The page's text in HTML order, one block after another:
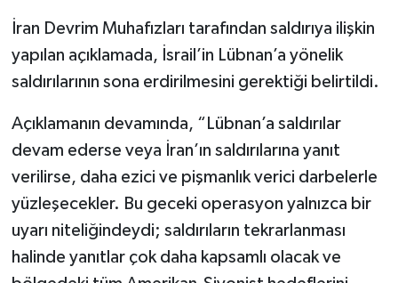
İran Devrim Muhafızları tarafından saldırıya ilişkin
yapılan açıklamada, İsrail’in Lübnan’a yönelik
saldırılarının sona erdirilmesini gerektiği belirtildi.
Açıklamanın devamında, “Lübnan’a saldırılar
devam ederse veya İran’ın saldırılarına yanıt
verilirse, daha ezici ve pişmanlık verici darbelerle
yüzleşecekler. Bu geceki operasyon yalnızca bir
uyarı niteliğindeydi; saldırıların tekrarlanması
halinde yanıtlar çok daha kapsamlı olacak ve